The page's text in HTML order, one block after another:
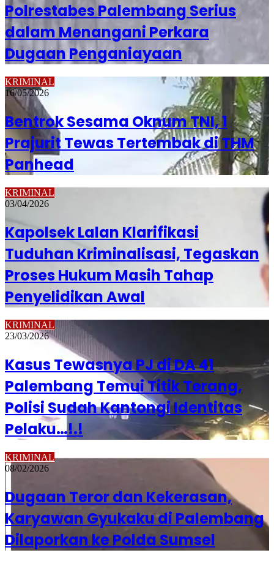
Polrestabes Palembang Serius
dalam Menangani Perkara
Dugaan Penganiayaan
KRIMINAL
16/05/2026
Bentrok Sesama Oknum TNI, 1
Prajurit Tewas Tertembak di THM
Panhead
KRIMINAL
03/04/2026
Kapolsek Lalan Klarifikasi
Tuduhan Kriminalisasi, Tegaskan
Proses Hukum Masih Tahap
Penyelidikan Awal
KRIMINAL
23/03/2026
Kasus Tewasnya PJ di DA 41
Palembang Temui Titik Terang,
Polisi Sudah Kantongi Identitas
Pelaku…!.!
KRIMINAL
08/02/2026
Dugaan Teror dan Kekerasan,
Karyawan Gyukaku di Palembang
Dilaporkan ke Polda Sumsel